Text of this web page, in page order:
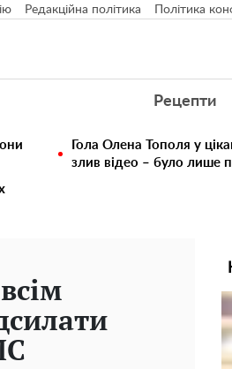
Редакційна політика Політика
Рецепти
Гола Олена Тополя у
злив відео – було лише